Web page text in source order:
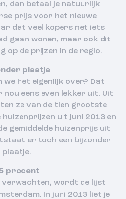
dan betaal je natuurlijk
prijs voor het nieuwe
dat veel kopers net iets
gaan wonen, maar ook dit
op de prijzen in de regio.
plaatje
we het eigenlijk over? Dat
nou eens even lekker uit. Uit
ze van de tien grootste
huizenprijzen uit juni 2013 en
gemiddelde huizenprijs uit
er toch een bijzonder
plaatje.
procent
verwachten, wordt de lijst
In juni 2013 liet je